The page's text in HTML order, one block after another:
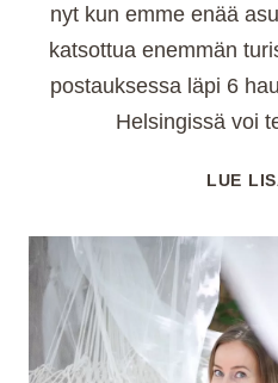
nyt kun emme enää
katsottua enemmän
postauksessa läpi 6
Helsingissä voi
LUE